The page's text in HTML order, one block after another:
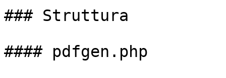
### Struttura
#### pdfgen.php